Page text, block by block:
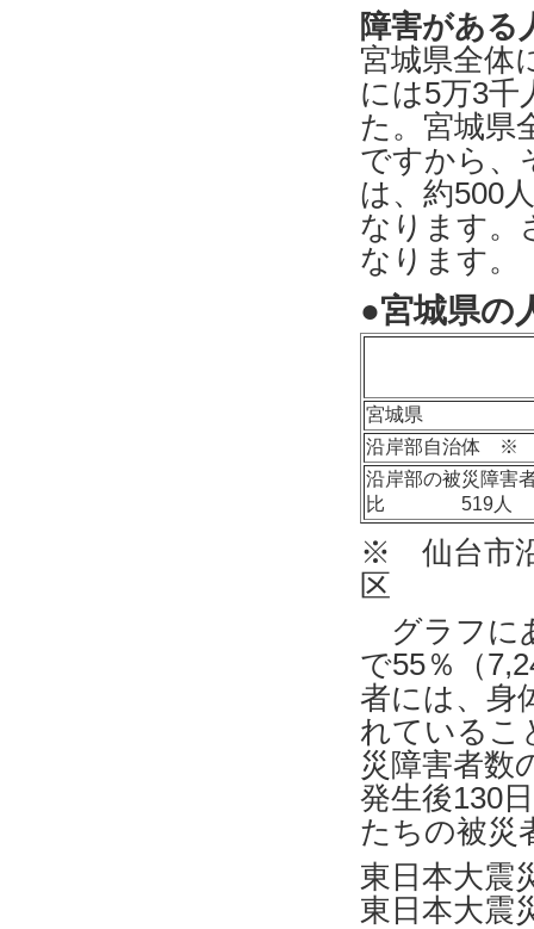
障害がある
宮城県全体
には5万3千
た。宮城県
ですから、
は、約500
なります。
なります。
●宮城県の
宮城県
沿岸部自治体 ※
沿岸部の被
比 519人
※ 仙台市沿
区
グラフに
で55％（
者には、身
れているこ
災障害者数
発生後130
たちの被災
東日本大震
東日本大震